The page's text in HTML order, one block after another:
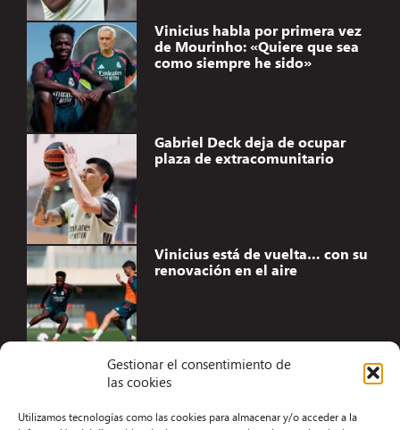
Gestionar el consentimiento de
las cookies
Utilizamos tecnologías como las cookies para almacenar y/o acceder a la
Vinicius habla por primera vez
de Mourinho: «Quiere que sea
como siempre he sido»
Gabriel Deck deja de ocupar
plaza de extracomunitario
Vinicius está de vuelta… con su
renovación en el aire